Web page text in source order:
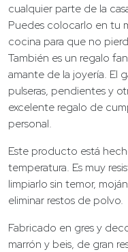
cualquier parte de la
Puedes colocarlo en tu
cocina para que no
También es un regalo
amante de la joyería. El
pulseras, pendientes y
excelente regalo de
personal.
Este producto está
temperatura. Es muy
limpiarlo sin temor,
eliminar restos de polvo.
Fabricado en gres y
marrón y beis, de gran